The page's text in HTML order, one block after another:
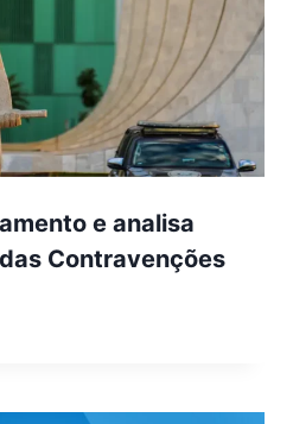
e analisa
Contravenções